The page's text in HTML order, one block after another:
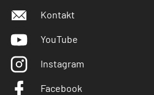
Kontakt
YouTube
Instagram
Facebook